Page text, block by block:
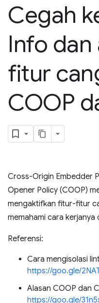
Cegah
Info
fitur
COOP
Cross-Origin Embedder
Opener Policy (COOP)
mengaktifkan fitur-fitur
memahami cara
Referensi:
Cara mengisolasi
https://goo.gle/
Alasan COOP dan
https://goo.gle/